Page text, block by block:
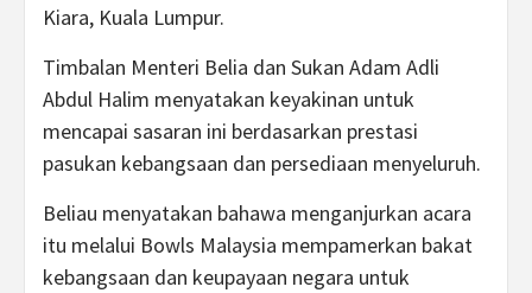
Kiara, Kuala Lumpur.
Timbalan Menteri Belia dan Sukan Adam Adli
Abdul Halim menyatakan keyakinan untuk
mencapai sasaran ini berdasarkan prestasi
pasukan kebangsaan dan persediaan menyeluruh.
Beliau menyatakan bahawa menganjurkan acara
itu melalui Bowls Malaysia mempamerkan bakat
kebangsaan dan keupayaan negara untuk